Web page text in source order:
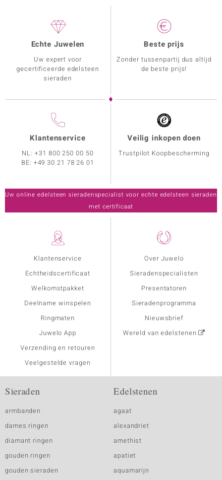
Klantenservice
Echtheidscertificaat
Welkomstpakket
Deelname winspelen
Ringmaten
Juwelo App
Verzending en retouren
Veelgestelde vragen
Over Juwelo
Sieradenspecialisten
Presentatoren
Sieradenprogramma
Nieuwsbrief
Wereld van edelstenen
Echte Juwelen
Uw expert voor
gecertificeerde edelsteen
sieraden
Beste prijs
Zonder tussenpartij dus altijd
de beste prijs!
Klantenservice
NL:+31 800 250 00 50
BE: +49 30 21 78 26 01
Veilig inkopen doen
Trustpilot Koopbescherming
Uw online edelsteen sieradenspecialist voor echte edelsteen sieraden
met certificaat
Sieraden
armbanden
dames ringen
diamant ringen
gouden ringen
gouden sieraden
Edelstenen
agaat
alexandriet
amethist
apatiet
aquamarijn